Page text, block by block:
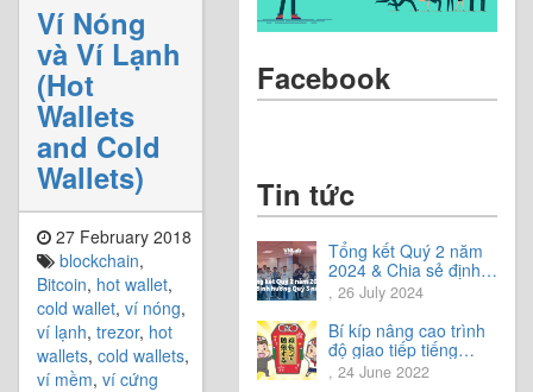
Ví Nóng
và Ví Lạnh
(Hot
Wallets
and Cold
Wallets)
27 February 2018
blockchain,
Bitcoin, hot wallet,
cold wallet, ví nóng,
ví lạnh, trezor, hot
wallets, cold wallets,
ví mềm, ví cứng
Facebook
Tin tức
Tổng kết Quý 2 năm
2024 & Chia sẻ định
hướng Quý 3 năm
2024
, 26 July 2024
Bí kíp nâng cao trình
độ giao tiếp tiếng
Nhật.
, 24 June 2022